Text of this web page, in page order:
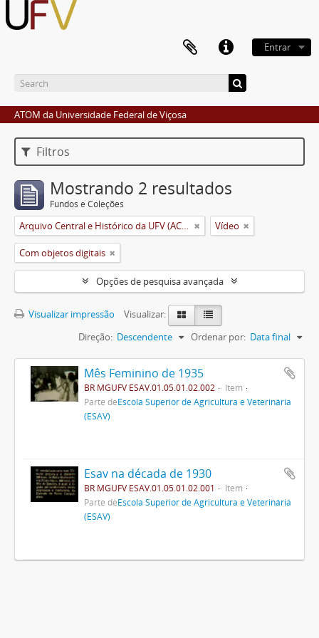
Entrar
ATOM da Universidade Federal de Viçosa
Filtros
Mostrando 2 resultados
Fundos e Coleções
Arquivo Central e Histórico da UFV (ACH-UFV) Vídeo
Com objetos digitais
Opções de pesquisa avançada
Visualizar impressão
Visualizar:
Ordenar por: Data final
Direção: Descendente
Mês Feminino de 1935
BR MGUFV ESAV.01.05.01.02.002
Item
Parte deEscola Superior de Agricultura e Veterinária
(ESAV)
Esav na década de 1930
BR MGUFV ESAV.01.05.01.02.001
Item
Parte deEscola Superior de Agricultura e Veterinária
(ESAV)